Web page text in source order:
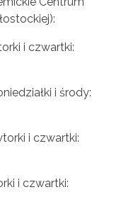
i czwartki:
i środy:
i czwartki:
i czwartki: